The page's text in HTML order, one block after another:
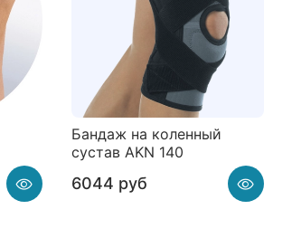
Бандаж на коленный
сустав AKN 140
6044 руб